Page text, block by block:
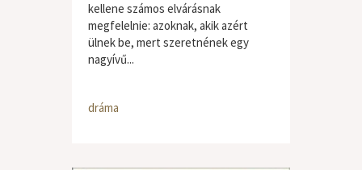
kellene számos elvárásnak
megfelelnie: azoknak, akik azért
ülnek be, mert szeretnének egy
nagyívű...
dráma